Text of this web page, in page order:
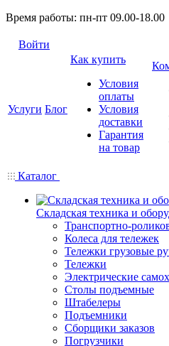
Время работы: пн-пт 09.00-18.00
Войти
Услуги Блог
Как купить
Условия
оплаты
Условия
доставки
Гарантия
на товар
Каталог
Складская техника и
Транспортно-
Колеса для тележек
Тележки грузовые
Тележки
Электрические
Столы подъемные
Штабелеры
Подъемники
Сборщики заказов
Погрузчики